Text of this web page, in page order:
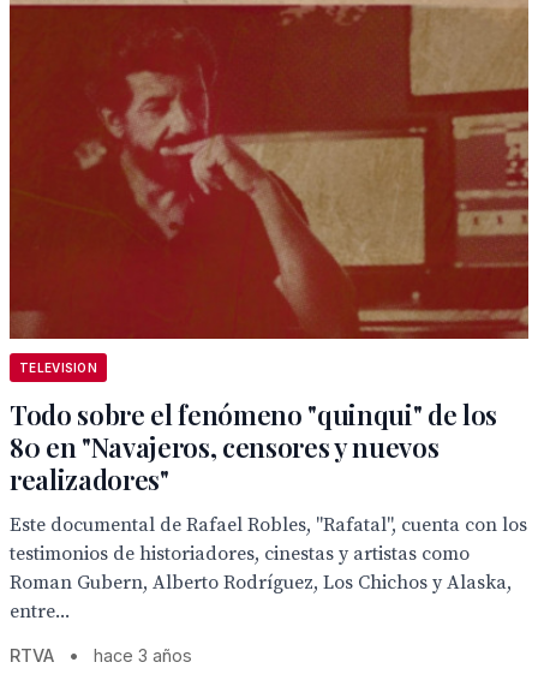
TELEVISION
Todo sobre el fenómeno "quinqui" de los
80 en "Navajeros, censores y nuevos
realizadores"
Este documental de Rafael Robles, "Rafatal", cuenta con los
testimonios de historiadores, cinestas y artistas como
Roman Gubern, Alberto Rodríguez, Los Chichos y Alaska,
entre...
RTVA • hace 3 años